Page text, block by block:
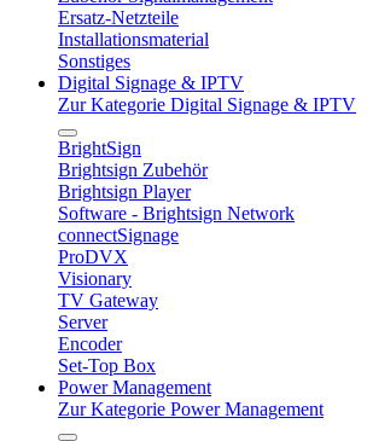
Ersatz-Netzteile
Installationsmaterial
Sonstiges
Digital Signage & IPTV
Zur Kategorie Digital Signage & IPTV
BrightSign
Brightsign Zubehör
Brightsign Player
Software - Brightsign Network
connectSignage
ProDVX
Visionary
TV Gateway
Server
Encoder
Set-Top Box
Power Management
Zur Kategorie Power Management